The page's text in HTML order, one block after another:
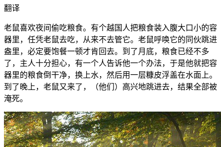
翻译
老鼠喜欢夜间偷吃粮食。有个越国人把粮食装入腹大口小的容
器里，任凭老鼠去吃，从来不去管它。老鼠呼唤它的同伙跳进
盎里，必定要饱餐一顿才肯回去。到了月底，粮食已经不多
了，主人十分担心，有一个人告诉他一个办法，于是他就把容
器里的粮食倒干净，换上水，然后用一层糠皮浮盖在水面上。
到了晚上，老鼠又来了，（他们）高兴地跳进去，结果全部被
淹死。